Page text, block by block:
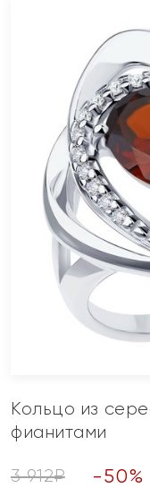
Кольцо из
фианитами
3 912₽ -50%